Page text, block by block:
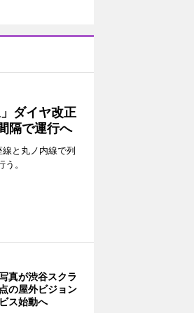
ダイヤ改正
隔で運行へ
と丸ノ内線で列
。
真が渋谷スクラ
の屋外ビジョン
ス始動へ